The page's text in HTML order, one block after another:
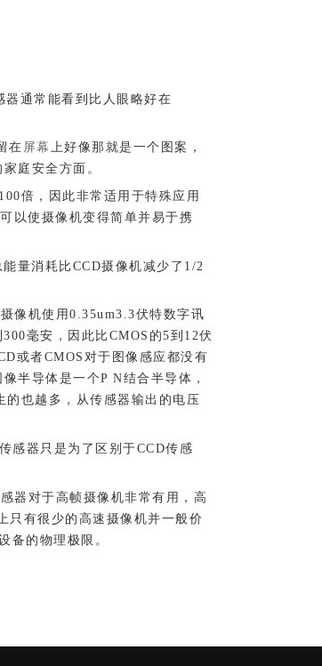
通常能看到比人眼略好在
在 屏幕 上好像那就是一个图案，
庭安全方面。
倍，因此非常适用于特殊应用
以使摄像机变得简单并易于携
量消耗比CCD摄像机减少了1/2
像机使用0.35um3.3伏特数字讯
毫安，因此比CMOS的5到12伏
或者CMOS对于图像感应都没有
半导体是一个P N结合半导体，
也越多，从传感器输出的电压
感器只是为了区别于CCD传感
器对于高帧摄像机非常有用，高
只有很少的高速摄像机并一般价
备的物理极限。